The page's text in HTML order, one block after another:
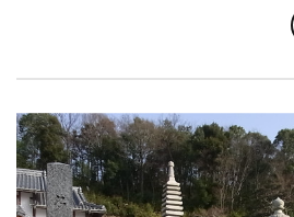
文化ゾーン内には上記施設の他、茶室